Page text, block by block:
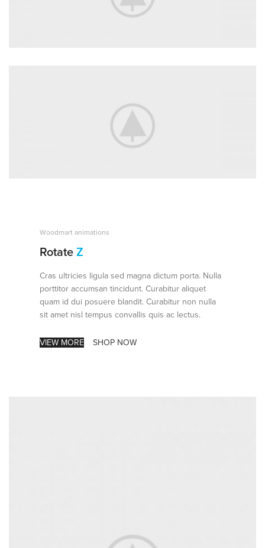
Woodmart animations
RotateZ
Cras ultricies ligula sed magna dictum porta. Nulla
porttitor accumsan tincidunt. Curabitur aliquet
quam id dui posuere blandit. Curabitur non nulla
sit amet nisl tempus convallis quis ac lectus.
VIEW MORE SHOP NOW